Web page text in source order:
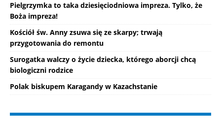
Pielgrzymka to taka dziesięciodniowa impreza. Tylko, że
Boża impreza!
Kościół św. Anny zsuwa się ze skarpy; trwają
przygotowania do remontu
Surogatka walczy o życie dziecka, którego aborcji chcą
biologiczni rodzice
Polak biskupem Karagandy w Kazachstanie